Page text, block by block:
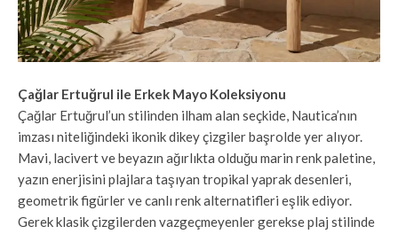
Çağlar Ertuğrul ile Erkek Mayo Koleksiyonu
Çağlar Ertuğrul’un stilinden ilham alan seçkide, Nautica’nın
imzası niteliğindeki ikonik dikey çizgiler başrolde yer alıyor.
Mavi, lacivert ve beyazın ağırlıkta olduğu marin renk paletine,
yazın enerjisini plajlara taşıyan tropikal yaprak desenleri,
geometrik figürler ve canlı renk alternatifleri eşlik ediyor.
Gerek klasik çizgilerden vazgeçmeyenler gerekse plaj stilinde